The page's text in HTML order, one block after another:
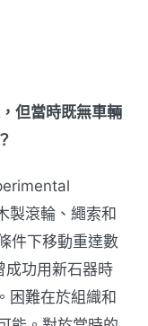
但當時既無車輛
製滾輪、繩索和
件下移動重達數
成功用新石器時
困難在於組織和